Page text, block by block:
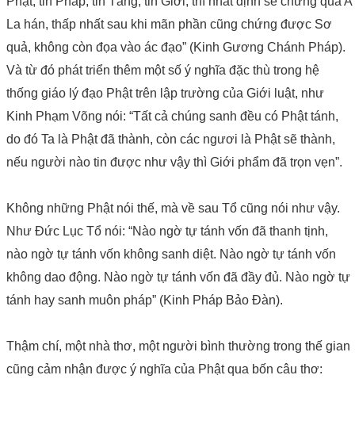
La hán, thấp nhất sau khi mãn phần cũng chứng được Sơ
quả, không còn đọa vào ác đạo” (Kinh Gương Chánh Pháp).
Và từ đó phát triển thêm một số ý nghĩa đặc thù trong hệ
thống giáo lý đạo Phật trên lập trường của Giới luật, như
Kinh Phạm Võng nói: “Tất cả chúng sanh đều có Phật tánh,
do đó Ta là Phật đã thành, còn các ngươi là Phật sẽ thành,
nếu người nào tin được như vậy thì Giới phẩm đã trọn vẹn”.
Không những Phật nói thế, mà về sau Tổ cũng nói như vậy.
Như Đức Lục Tổ nói: “Nào ngờ tự tánh vốn đã thanh tịnh,
nào ngờ tự tánh vốn không sanh diệt. Nào ngờ tự tánh vốn
không dao động. Nào ngờ tự tánh vốn đã đầy đủ. Nào ngờ tự
tánh hay sanh muôn pháp” (Kinh Pháp Bảo Đàn).
Thậm chí, một nhà thơ, một người bình thường trong thế gian
cũng cảm nhận được ý nghĩa của Phật qua bốn câu thơ: